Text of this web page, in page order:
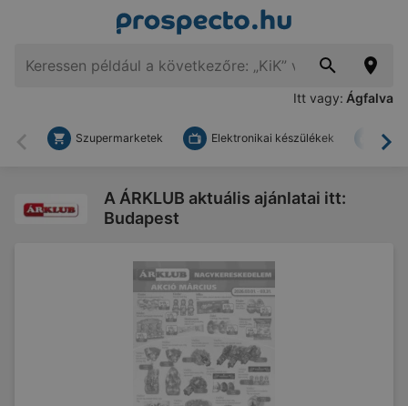
Itt vagy: Ágfalva
Vissza
Szupermarketek Elektronikai készülékek
A ÁRKLUB aktuális ajánlatai itt:
Budapest